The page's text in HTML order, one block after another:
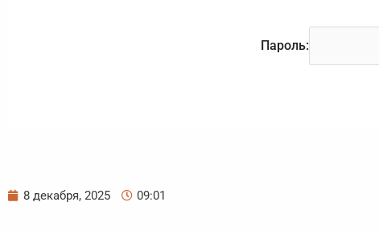
Пароль:
8 декабря, 2025 09:01